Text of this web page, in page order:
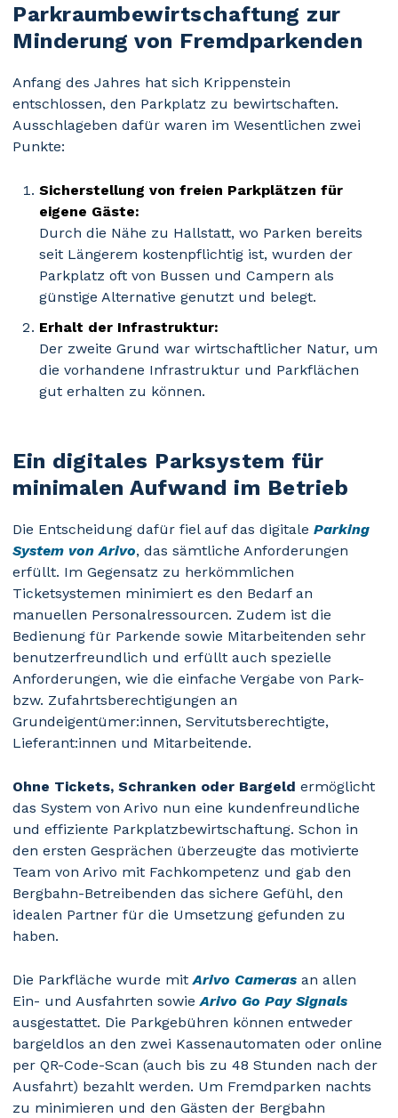
Parkraumbewirtschaftung zur
Minderung von Fremdparkenden
Anfang des Jahres hat sich Krippenstein
entschlossen, den Parkplatz zu bewirtschaften.
Ausschlageben dafür waren im Wesentlichen zwei
Punkte:
Sicherstellung von freien Parkplätzen für
eigene Gäste:
Durch die Nähe zu Hallstatt, wo Parken bereits
seit Längerem kostenpflichtig ist, wurden der
Parkplatz oft von Bussen und Campern als
günstige Alternative genutzt und belegt.
Erhalt der Infrastruktur:
Der zweite Grund war wirtschaftlicher Natur, um
die vorhandene Infrastruktur und Parkflächen
gut erhalten zu können.
Ein digitales Parksystem für
minimalen Aufwand im Betrieb
Die Entscheidung dafür fiel auf das digitale Parking
System von Arivo, das sämtliche Anforderungen
erfüllt. Im Gegensatz zu herkömmlichen
Ticketsystemen minimiert es den Bedarf an
manuellen Personalressourcen. Zudem ist die
Bedienung für Parkende sowie Mitarbeitenden sehr
benutzerfreundlich und erfüllt auch spezielle
Anforderungen, wie die einfache Vergabe von Park-
bzw. Zufahrtsberechtigungen an
Grundeigentümer:innen, Servitutsberechtigte,
Lieferant:innen und Mitarbeitende.
Ohne Tickets, Schranken oder Bargeld ermöglicht
das System von Arivo nun eine kundenfreundliche
und effiziente Parkplatzbewirtschaftung. Schon in
den ersten Gesprächen überzeugte das motivierte
Team von Arivo mit Fachkompetenz und gab den
Bergbahn-Betreibenden das sichere Gefühl, den
idealen Partner für die Umsetzung gefunden zu
haben.
Die Parkfläche wurde mit Arivo Cameras an allen
Ein- und Ausfahrten sowie Arivo Go Pay Signals
ausgestattet. Die Parkgebühren können entweder
bargeldlos an den zwei Kassenautomaten oder online
per QR-Code-Scan (auch bis zu 48 Stunden nach der
Ausfahrt) bezahlt werden. Um Fremdparken nachts
zu minimieren und den Gästen der Bergbahn